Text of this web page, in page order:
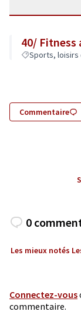
40/ Fitness
Sports, loisirs
Commentaire
0
Les mieux notés
Connectez-vous
commentaire.